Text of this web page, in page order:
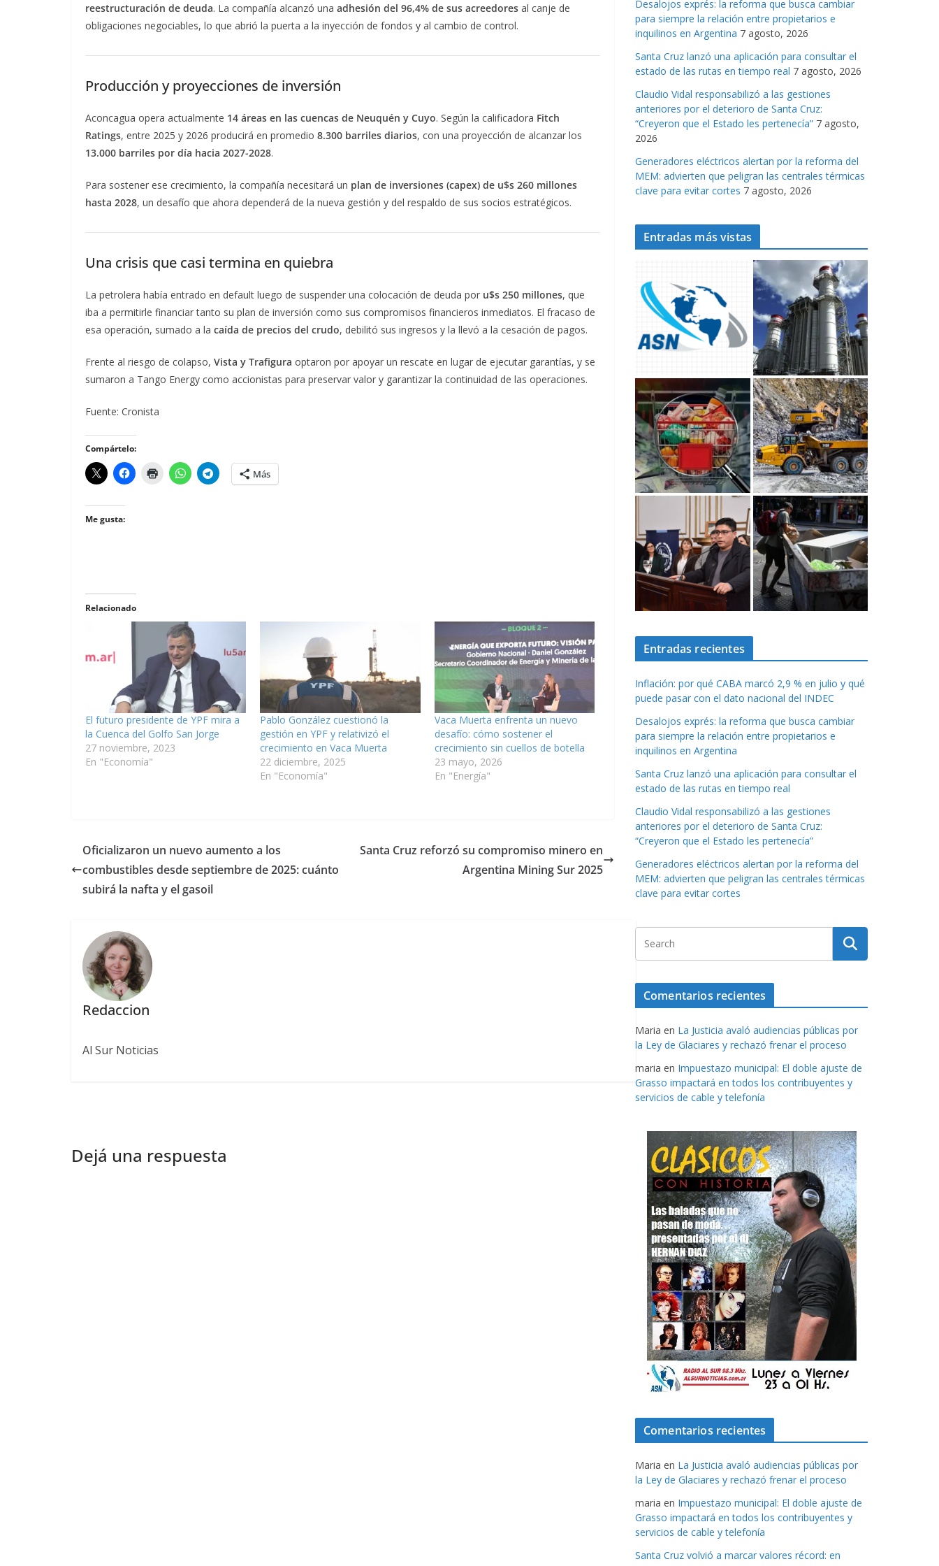
reestructuración de deuda. La compañía alcanzó una adhesión del 96,4% de sus acreedores al canje de
obligaciones negociables, lo que abrió la puerta a la inyección de fondos y al cambio de control.
Producción y proyecciones de inversión
Aconcagua opera actualmente 14 áreas en las cuencas de Neuquén y Cuyo. Según la calificadora Fitch
Ratings, entre 2025 y 2026 producirá en promedio 8.300 barriles diarios, con una proyección de alcanzar los
13.000 barriles por día hacia 2027-2028.
Para sostener ese crecimiento, la compañía necesitará un plan de inversiones (capex) de u$s 260 millones
hasta 2028, un desafío que ahora dependerá de la nueva gestión y del respaldo de sus socios estratégicos.
Una crisis que casi termina en quiebra
La petrolera había entrado en default luego de suspender una colocación de deuda por u$s 250 millones, que
iba a permitirle financiar tanto su plan de inversión como sus compromisos financieros inmediatos. El fracaso de
esa operación, sumado a la caída de precios del crudo, debilitó sus ingresos y la llevó a la cesación de pagos.
Frente al riesgo de colapso, Vista y Trafigura optaron por apoyar un rescate en lugar de ejecutar garantías, y se
sumaron a Tango Energy como accionistas para preservar valor y garantizar la continuidad de las operaciones.
Fuente: Cronista
Compártelo:
Más
Me gusta:
Relacionado
El futuro presidente de YPF mira a
la Cuenca del Golfo San Jorge
27 noviembre, 2023
En "Economía"
Pablo González cuestionó la
gestión en YPF y relativizó el
crecimiento en Vaca Muerta
22 diciembre, 2025
En "Economía"
Vaca Muerta enfrenta un nuevo
desafío: cómo sostener el
crecimiento sin cuellos de botella
23 mayo, 2026
En "Energía"
Oficializaron un nuevo aumento a los
combustibles desde septiembre de 2025: cuánto
subirá la nafta y el gasoil
Santa Cruz reforzó su compromiso minero en
Argentina Mining Sur 2025
Redaccion
Al Sur Noticias
Dejá una respuesta
a
s
Desalojos exprés: la reforma que busca cambiar
para siempre la relación entre propietarios e
inquilinos en Argentina 7 agosto, 2026
Santa Cruz lanzó una aplicación para consultar el
estado de las rutas en tiempo real 7 agosto, 2026
Claudio Vidal responsabilizó a las gestiones
anteriores por el deterioro de Santa Cruz:
“Creyeron que el Estado les pertenecía” 7 agosto,
2026
Generadores eléctricos alertan por la reforma del
MEM: advierten que peligran las centrales térmicas
clave para evitar cortes 7 agosto, 2026
Entradas más vistas
Entradas recientes
Inflación: por qué CABA marcó 2,9 % en julio y qué
puede pasar con el dato nacional del INDEC
Desalojos exprés: la reforma que busca cambiar
para siempre la relación entre propietarios e
inquilinos en Argentina
Santa Cruz lanzó una aplicación para consultar el
estado de las rutas en tiempo real
Claudio Vidal responsabilizó a las gestiones
anteriores por el deterioro de Santa Cruz:
“Creyeron que el Estado les pertenecía”
Generadores eléctricos alertan por la reforma del
MEM: advierten que peligran las centrales térmicas
clave para evitar cortes
Comentarios recientes
Maria en La Justicia avaló audiencias públicas por
la Ley de Glaciares y rechazó frenar el proceso
maria en Impuestazo municipal: El doble ajuste de
Grasso impactará en todos los contribuyentes y
servicios de cable y telefonía
Comentarios recientes
Maria en La Justicia avaló audiencias públicas por
la Ley de Glaciares y rechazó frenar el proceso
maria en Impuestazo municipal: El doble ajuste de
Grasso impactará en todos los contribuyentes y
servicios de cable y telefonía
Santa Cruz volvió a marcar valores récord: en